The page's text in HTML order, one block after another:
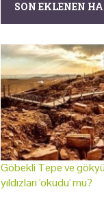
SON EKLENEN
Göbekli Tepe ve
yıldızları 'okudu' mu?